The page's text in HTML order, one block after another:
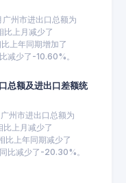
州市进出口总额为
上月减少了
上年同期增加了
减少了-10.60%。
总额及进出口差额统
州市进出口总额为
上月减少了
上年同期减少了
比减少了-20.30%。